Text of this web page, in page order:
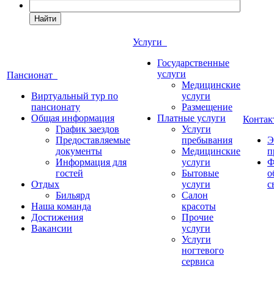
Найти
Пансионат
Виртуальный тур по
пансионату
Общая информация
График заездов
Предоставляемые
документы
Информация для
гостей
Отдых
Бильярд
Наша команда
Достижения
Вакансии
Услуги
Государственные
услуги
Медицинские
услуги
Размещение
Платные услуги
Услуги
пребывания
Медицинские
услуги
Бытовые
услуги
Салон
красоты
Прочие
услуги
Услуги
ногтевого
сервиса